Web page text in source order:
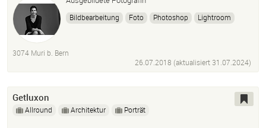
Bildbearbeitung Foto Photoshop
Lightroom
3074 Muri b. Bern
26.07.2018 (aktualisiert 31.07.2024)
Getluxon
Allround Architektur Porträt